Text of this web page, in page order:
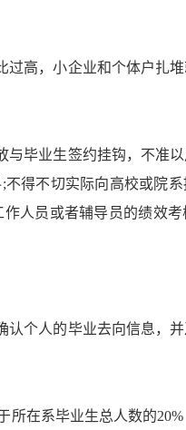
过高，小企业和个体户扎
与毕业生签约挂钩，不准
;不得不切实际向高校或院
人员或者辅导员的绩效
认个人的毕业去向信息，
所在系毕业生总人数的20%